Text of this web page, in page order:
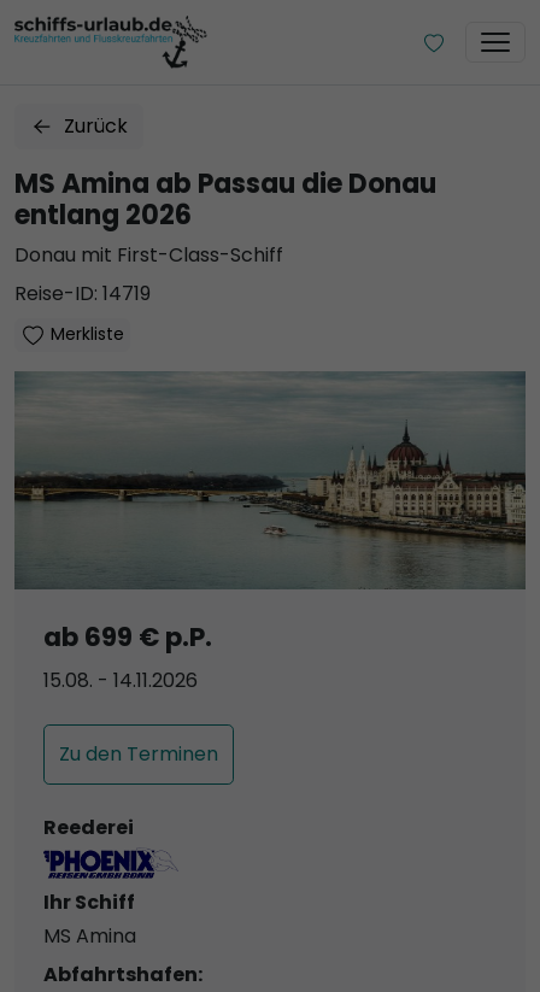
Zurück
MS Amina ab Passau die Donau
entlang 2026
Donau mit First-Class-Schiff
Reise-ID: 14719
Merkliste
ab 699 € p.P.
15.08. - 14.11.2026
Zu den Terminen
Reederei
Ihr Schiff
MS Amina
Abfahrtshafen: